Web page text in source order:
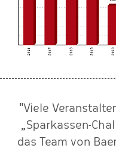
"Viele
„Sparkassen-
das Team von